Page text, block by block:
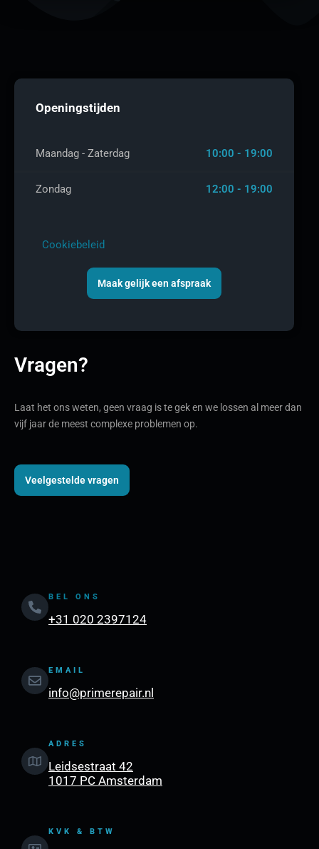
Openingstijden
Maandag - Zaterdag 10:00 - 19:00
Zondag 12:00 - 19:00
Cookiebeleid
Maak gelijk een afspraak
Vragen?
Laat het ons weten, geen vraag is te gek en we lossen al meer dan
vijf jaar de meest complexe problemen op.
Veelgestelde vragen
BEL ONS
+31 020 2397124
EMAIL
info@primerepair.nl
ADRES
Leidsestraat 42
1017 PC Amsterdam
KVK & BTW